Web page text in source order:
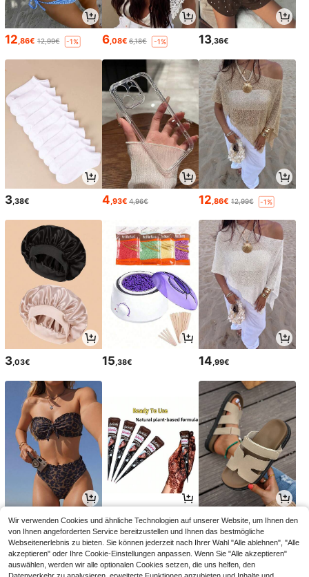
12,86€ 12,99€ -1% 6,08€ 6,18€ -1% 13,36€
3,38€ 4,93€ 4,96€ 12,86€ 12,99€ -1%
3 ,03€ 15 ,38€ 14 ,99€
12,55€12,99€ -3% 4,51€ 20,58€
Wir verwenden Cookies und ähnliche Technologien auf unserer Website, um Ihnen den
von Ihnen angeforderten Service bereitzustellen und Ihnen das bestmögliche
Webseitenerlebnis zu bieten. Sie können jederzeit nach Ihrer Wahl "Alle ablehnen", "Alle
akzeptieren" oder Ihre Cookie-Einstellungen anpassen. Wenn Sie "Alle akzeptieren"
auswählen, werden wir alle optionalen Cookies setzen, die uns helfen, den